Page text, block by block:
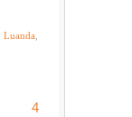
Luanda
4